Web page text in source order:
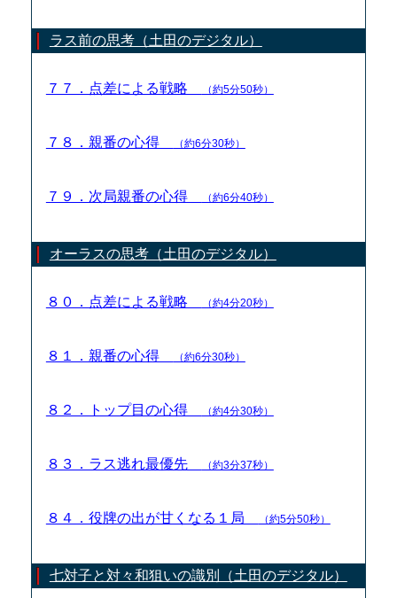
ラス前の思考（土田のデジタル）
７７．点差による戦略 （約5分50秒）
７８．親番の心得 （約6分30秒）
７９．次局親番の心得 （約6分40秒）
オーラスの思考（土田のデジタル）
８０．点差による戦略 （約4分20秒）
８１．親番の心得 （約6分30秒）
８２．トップ目の心得 （約4分30秒）
８３．ラス逃れ最優先 （約3分37秒）
８４．役牌の出が甘くなる１局 （約5分50秒）
七対子と対々和狙いの識別（土田のデジタル）